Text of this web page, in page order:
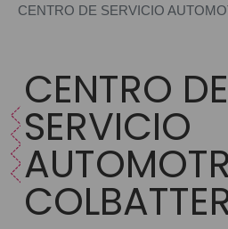
CENTRO DE
SERVICIO